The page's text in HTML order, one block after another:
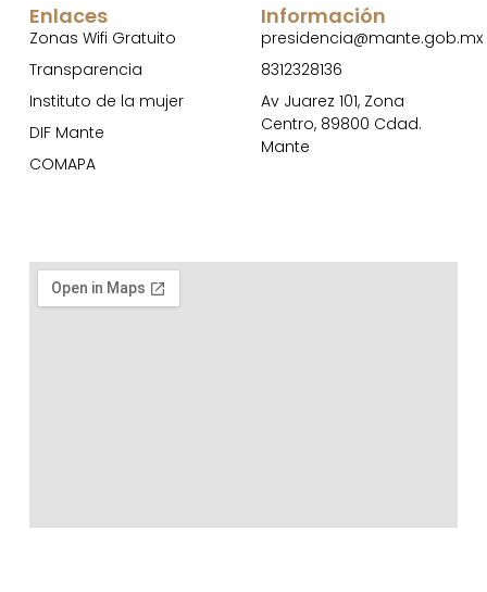
Enlaces
Zonas Wifi Gratuito
Transparencia
Instituto de la mujer
DIF Mante
COMAPA
Información
presidencia@mante.gob.mx
8312328136
Av Juarez 101, Zona
Centro, 89800 Cdad.
Mante